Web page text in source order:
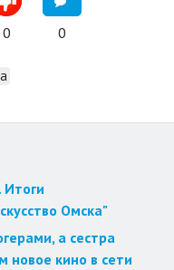
0 0
Итоги
Омска"
а сестра
новое кино в сети